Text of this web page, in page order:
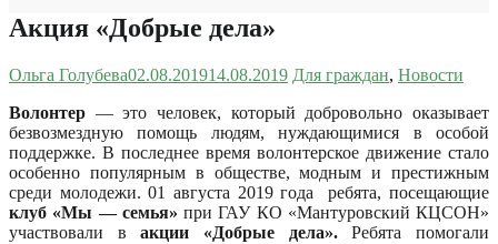
Акция «Добрые дела»
Ольга Голубева02.08.201914.08.2019 Для граждан, Новости
Волонтер — это человек, который добровольно оказывает
безвозмездную помощь людям, нуждающимися в особой
поддержке. В последнее время волонтерское движение стало
особенно популярным в обществе, модным и престижным
среди молодежи. 01 августа 2019 года ребята, посещающие
клуб «Мы — семья» при ГАУ КО «Мантуровский КЦСОН»
участвовали вакции «Добрые дела».Ребята помогали